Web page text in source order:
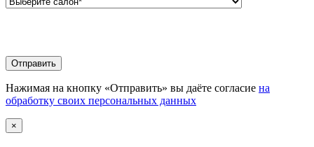
Нажимая на кнопку «Отправить» вы даёте согласие на
обработку своих персональных данных
×